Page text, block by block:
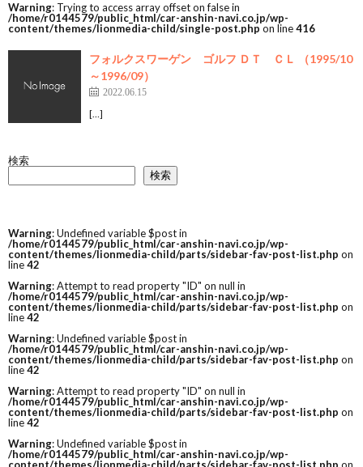
Warning: Trying to access array offset on false in
/home/r0144579/public_html/car-anshin-navi.co.jp/wp-
content/themes/lionmedia-child/single-post.php on line416
フォルクスワーゲン ゴルフ ＤＴ ＣＬ （1995/10
～1996/09）
2022.06.15
[…]
検索
検索
Warning: Undefined variable $post in
/home/r0144579/public_html/car-anshin-navi.co.jp/wp-
content/themes/lionmedia-child/parts/sidebar-fav-post-list.php on
line42
Warning: Attempt to read property "ID" on null in
/home/r0144579/public_html/car-anshin-navi.co.jp/wp-
content/themes/lionmedia-child/parts/sidebar-fav-post-list.php on
line42
Warning: Undefined variable $post in
/home/r0144579/public_html/car-anshin-navi.co.jp/wp-
content/themes/lionmedia-child/parts/sidebar-fav-post-list.php on
line42
Warning: Attempt to read property "ID" on null in
/home/r0144579/public_html/car-anshin-navi.co.jp/wp-
content/themes/lionmedia-child/parts/sidebar-fav-post-list.php on
line42
Warning: Undefined variable $post in
/home/r0144579/public_html/car-anshin-navi.co.jp/wp-